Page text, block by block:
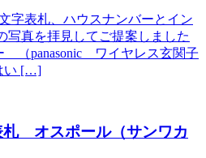
字表札、ハウスナンバーとイン
写真を拝見してご提案しました
（panasonic ワイヤレス玄関子
い […]
札 オスポール（サンワカ